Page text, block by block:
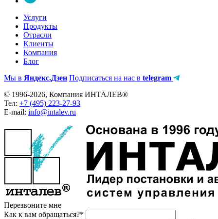
Услуги
Продукты
Отрасли
Клиенты
Компания
Блог
Мы в Яндекс.Дзен Подписаться на нас в telegram
© 1996-2026, Компания ИНТАЛЕВ®
Тел: +7 (495) 223-27-93
E-mail: info@intalev.ru
Перезвоните мне
Как к вам обращаться?*